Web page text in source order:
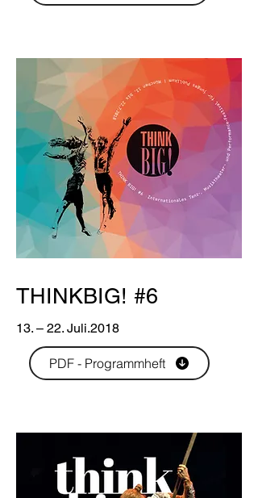
THINKBIG! #6
13. – 22. Juli.2018
PDF - Programmheft